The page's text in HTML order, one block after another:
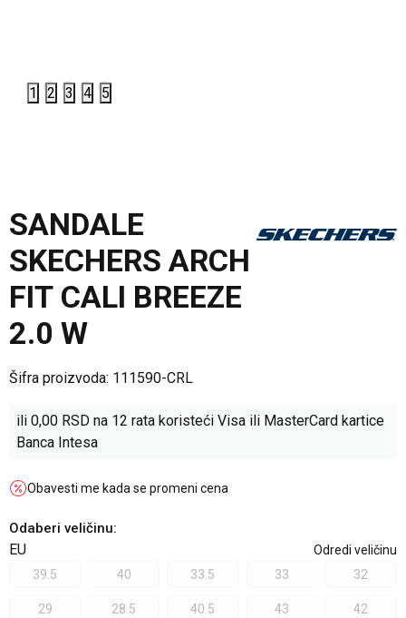
1 2 3 4 5
SANDALE
SKECHERS ARCH
FIT CALI BREEZE
2.0 W
Šifra proizvoda: 111590-CRL
ili 0,00 RSD na 12 rata koristeći Visa ili MasterCard kartice
Banca Intesa
Obavesti me kada se promeni cena
Odaberi veličinu:
EU
Odredi veličinu
39.5
40 33.5 33 32
29 28.5 40.5 43 42